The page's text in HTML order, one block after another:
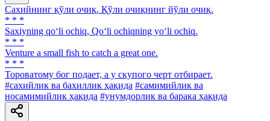
Сахийнинг қўли очиқ, Қўли очиқнинг йўли очиқ.
* * *
Saxiyning qo‘li ochiq, Qo‘li ochiqning yo‘li ochiq.
* * *
Venture a small fish to catch a great one.
* * *
Тороватому бог подает, а у скупого черт отбирает.
#сахийлик ва бахиллик ҳақида #самимийлик ва
носамимийлик ҳақида #унумдорлик ва барака ҳақида